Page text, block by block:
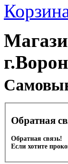
Обратная
Обратная связь!
Если хотите